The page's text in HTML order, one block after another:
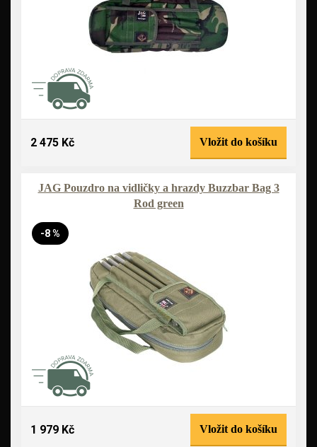
2 475 Kč Vložit do košíku
JAG Pouzdro na vidličky a hrazdy Buzzbar Bag 3
Rod green
-8 %
1 979 Kč Vložit do košíku